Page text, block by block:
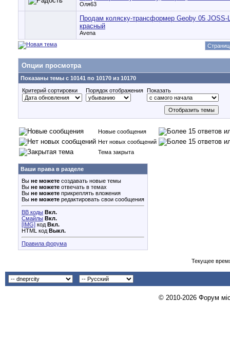
Оля63
Продам коляску-трансформер Geoby 05 JOSS-
красный
Avena
Опции просмотра
Показаны темы с 10141 по 10170 из 10170
Критерий сортировки
Порядок отображения Показать
Новые сообщения
Нет новых сообщений
Тема закрыта
Ваши права в разделе
Вы не можете создавать новые темы
Вы не можете отвечать в темах
Вы не можете прикреплять вложения
Вы не можете редактировать свои сообщения
BB коды Вкл.
Смайлы Вкл.
[IMG] код Вкл.
HTML код Выкл.
Правила форума
Текущее
© 2010-2026 Форум